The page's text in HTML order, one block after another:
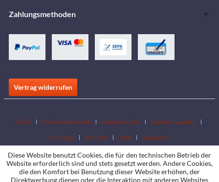
Zahlungsmethoden
Vertrag widerrufen
FAQs Downloadbereich Händlersuche
Händler werden
Kataloge
Kontakt Jobs Standorte
Diese Website benutzt Cookies, die für den technischen Betrieb der
Website erforderlich sind und stets gesetzt werden. Andere Cookies,
die den Komfort bei Benutzung dieser Website erhöhen, der
Direktwerbung dienen oder die Interaktion mit anderen Websites